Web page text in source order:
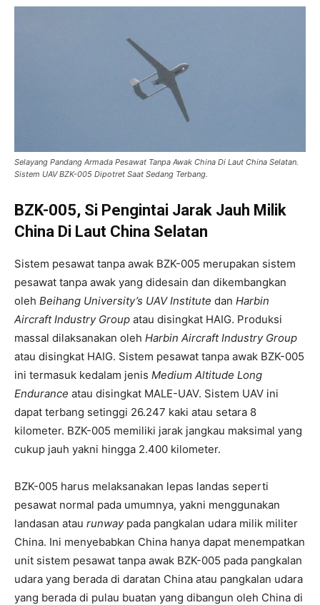
Selayang Pandang Armada Pesawat Tanpa Awak China Di Laut China Selatan.
Sistem UAV BZK-005 Dipotret Saat Sedang Terbang.
BZK-005, Si Pengintai Jarak Jauh Milik
China Di Laut China Selatan
Sistem pesawat tanpa awak BZK-005 merupakan sistem
pesawat tanpa awak yang didesain dan dikembangkan
oleh Beihang University’s UAV Institute dan Harbin
Aircraft Industry Group atau disingkat HAIG. Produksi
massal dilaksanakan oleh Harbin Aircraft Industry Group
atau disingkat HAIG. Sistem pesawat tanpa awak BZK-005
ini termasuk kedalam jenis Medium Altitude Long
Endurance atau disingkat MALE-UAV. Sistem UAV ini
dapat terbang setinggi 26.247 kaki atau setara 8
kilometer. BZK-005 memiliki jarak jangkau maksimal yang
cukup jauh yakni hingga 2.400 kilometer.
BZK-005 harus melaksanakan lepas landas seperti
pesawat normal pada umumnya, yakni menggunakan
landasan atau runwaypada pangkalan udara milik militer
China. Ini menyebabkan China hanya dapat menempatkan
unit sistem pesawat tanpa awak BZK-005 pada pangkalan
udara yang berada di daratan China atau pangkalan udara
yang berada di pulau buatan yang dibangun oleh China di